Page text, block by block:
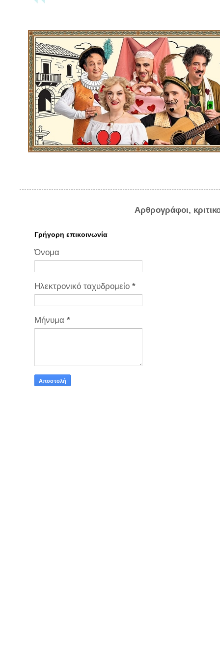
Αρθρογράφοι,
Γρήγορη επικοινωνία
Όνομα
Ηλεκτρονικό ταχυδρομείο *
Μήνυμα *